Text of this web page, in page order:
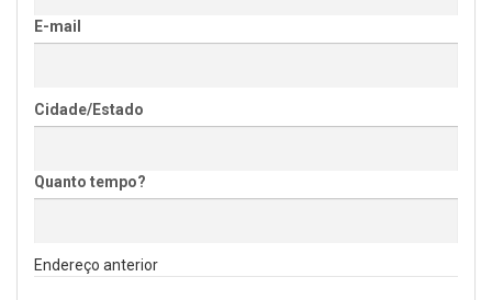
E-mail
Cidade/Estado
Quanto tempo?
Endereço anterior